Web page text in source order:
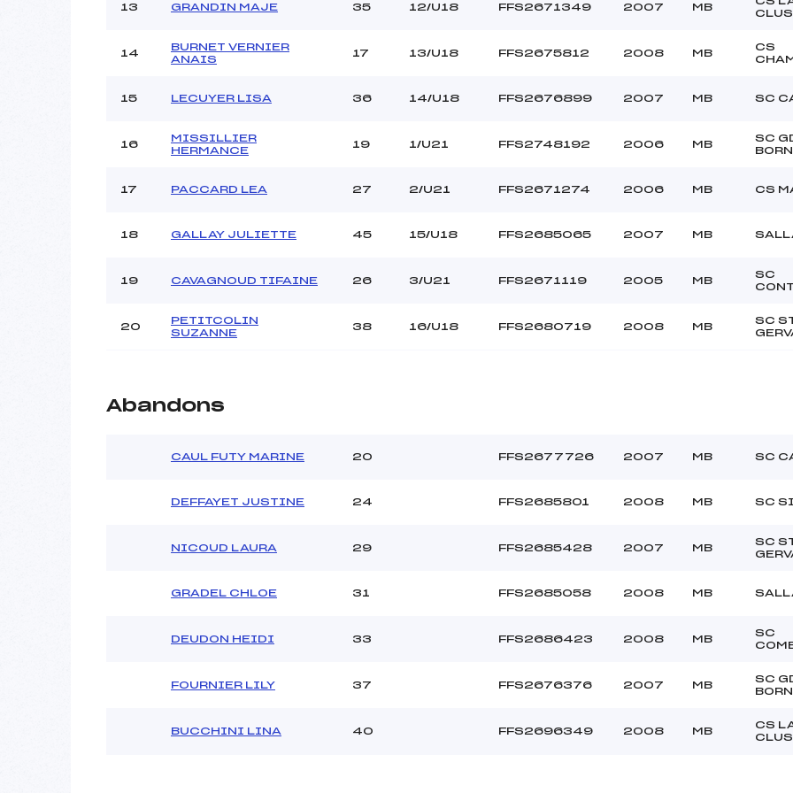
13 GRANDIN MAJE 35 12/U18 FFS2671349 2007 MB
14
BURNET VERNIER
ANAIS
17 13/U18 FFS2675812 2008 MB
CS
15 LECUYER LISA 36 14/U18 FFS2676899 2007 MB SC
16
MISSILLIER
HERMANCE
19 1/U21 FFS2748192 2006 MB
SC
17 PACCARD LEA 27 2/U21 FFS2671274 2006 MB CS
18 GALLAY JULIETTE 45 15/U18 FFS2685065 2007 MB
19 CAVAGNOUD TIFAINE 26 3/U21 FFS2671119 2005 MB
SC
20
PETITCOLIN
SUZANNE
38 16/U18 FFS2680719 2008 MB
SC
Abandons
CAUL FUTY MARINE 20 FFS2677726 2007 MB SC
DEFFAYET JUSTINE 24 FFS2685801 2008 MB SC
NICOUD LAURA 29 FFS2685428 2007 MB
SC
GRADEL CHLOE 31 FFS2685058 2008 MB
DEUDON HEIDI 33 FFS2686423 2008 MB
SC
FOURNIER LILY 37 FFS2676376 2007 MB
SC
BUCCHINI LINA 40 FFS2696349 2008 MB
CS